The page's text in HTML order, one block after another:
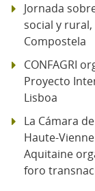
Jornada
social y
Compostela
CONFAGRI
Proyecto
Lisboa
La Cámara
Haute-
Aquitaine
foro